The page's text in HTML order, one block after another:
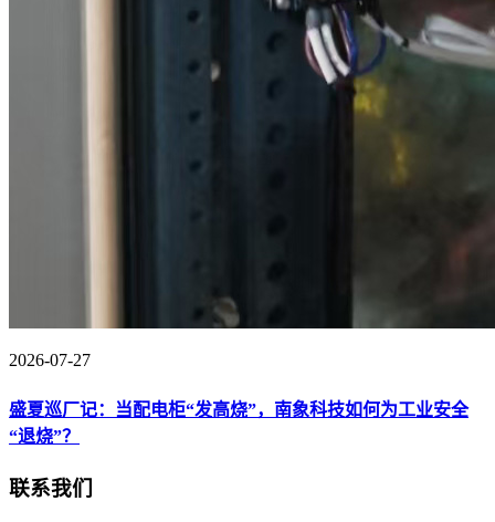
2026-07-27
盛夏巡厂记：当配电柜“发高烧”，南象科技如何为工业安全
“退烧”？
联系我们